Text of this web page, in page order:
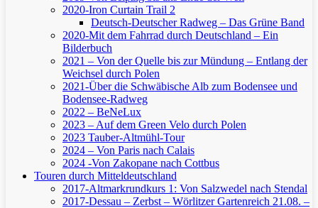
2020-Iron Curtain Trail 2
Deutsch-Deutscher Radweg – Das Grüne Band
2020-Mit dem Fahrrad durch Deutschland – Ein
Bilderbuch
2021 – Von der Quelle bis zur Mündung – Entlang der
Weichsel durch Polen
2021-Über die Schwäbische Alb zum Bodensee und
Bodensee-Radweg
2022 – BeNeLux
2023 – Auf dem Green Velo durch Polen
2023 Tauber-Altmühl-Tour
2024 – Von Paris nach Calais
2024 -Von Zakopane nach Cottbus
Touren durch Mitteldeutschland
2017-Altmarkrundkurs 1: Von Salzwedel nach Stendal
2017-Dessau – Zerbst – Wörlitzer Gartenreich 21.08. –